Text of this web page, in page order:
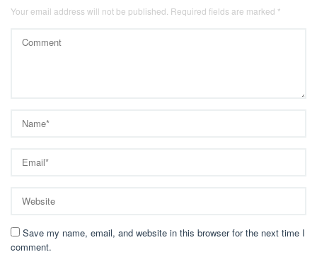
Your email address will not be published. Required fields are marked *
Save my name, email, and website in this browser for the next time I
comment.